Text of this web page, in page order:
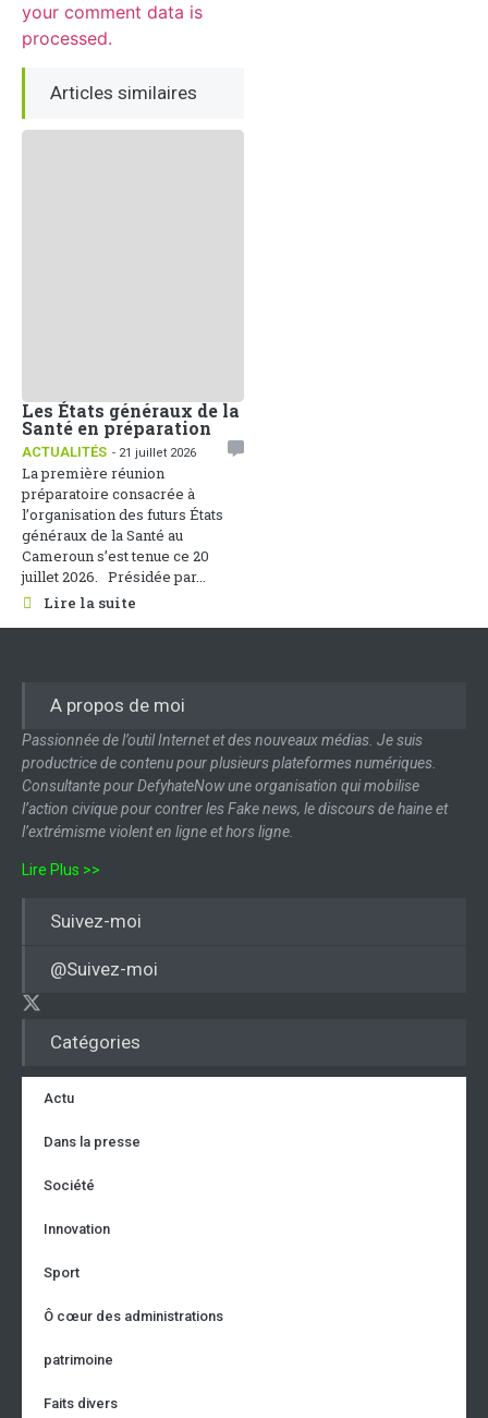
your comment data is
processed.
Articles similaires
Les États généraux de la
Santé en préparation
ACTUALITÉS - 21 juillet 2026
La première réunion
préparatoire consacrée à
l’organisation des futurs États
généraux de la Santé au
Cameroun s’est tenue ce 20
juillet 2026. Présidée par...
Lire la suite
Catégories
Actu
Dans la presse
Société
Innovation
Sport
Ô cœur des administrations
patrimoine
Faits divers
A propos de moi
Passionnée de l’outil Internet et des nouveaux médias. Je suis
productrice de contenu pour plusieurs plateformes numériques.
Consultante pour DefyhateNow une organisation qui mobilise
l’action civique pour contrer les Fake news, le discours de haine et
l’extrémisme violent en ligne et hors ligne.
Lire Plus >>
Suivez-moi
@Suivez-moi